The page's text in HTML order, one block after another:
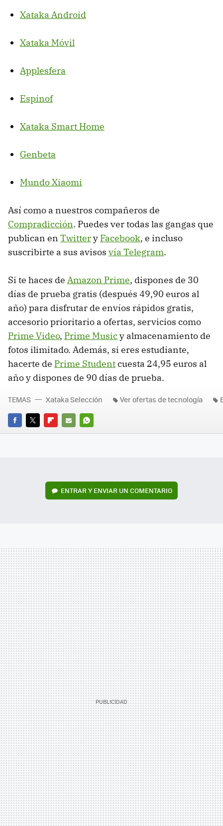
Xataka Android
Xataka Móvil
Applesfera
Espinof
Xataka Smart Home
Genbeta
Mundo Xiaomi
Así como a nuestros compañeros de
Compradicción. Puedes ver todas las gangas que
publican en Twittery Facebook, e incluso
suscribirte a sus avisos vía Telegram.
Si te haces de Amazon Prime, dispones de 30
días de prueba gratis (después 49,90 euros al
año) para disfrutar de envíos rápidos gratis,
accesorio prioritario a ofertas, servicios como
Prime Video, Prime Musicy almacenamiento de
fotos ilimitado. Además, si eres estudiante,
hacerte de Prime Studentcuesta 24,95 euros al
año y dispones de 90 días de prueba.
FACEBOOK
TWITTERFLIPBOARD
E-
WHATSAPP
TEMAS Xataka Selección Ver ofertas de tecnología
ENTRAR Y ENVIAR UN COMENTARIO